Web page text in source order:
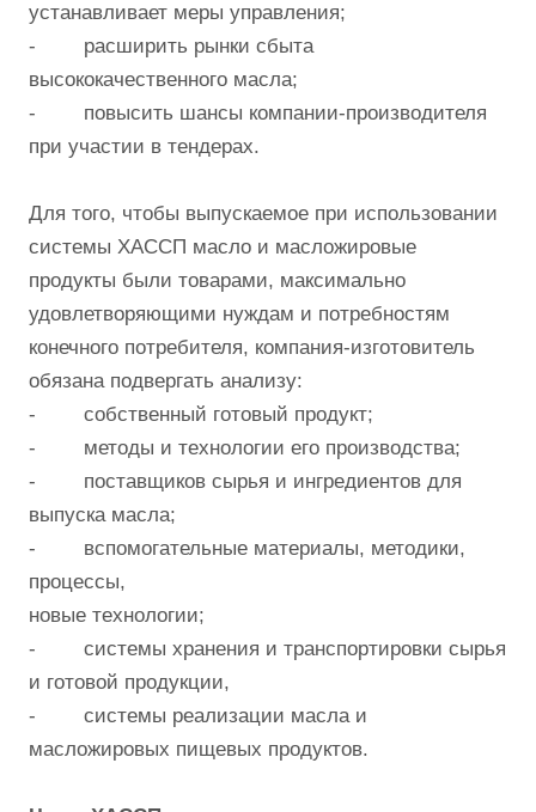
устанавливает меры управления;
- расширить рынки сбыта
высококачественного масла;
- повысить шансы компании-производителя
при участии в тендерах.
Для того, чтобы выпускаемое при использовании
системы ХАССП масло и масложировые
продукты были товарами, максимально
удовлетворяющими нуждам и потребностям
конечного потребителя, компания-изготовитель
обязана подвергать анализу:
- собственный готовый продукт;
- методы и технологии его производства;
- поставщиков сырья и ингредиентов для
выпуска масла;
- вспомогательные материалы, методики,
процессы,
новые технологии;
- системы хранения и транспортировки сырья
и готовой продукции,
- системы реализации масла и
масложировых пищевых продуктов.